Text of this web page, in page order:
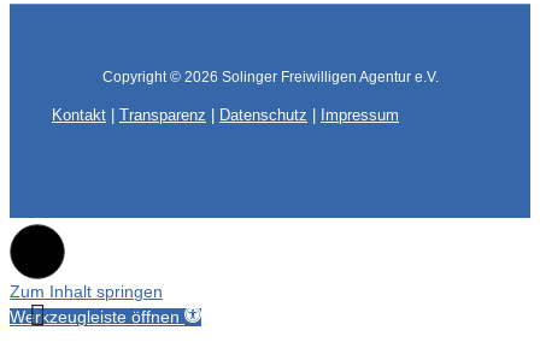
Copyright © 2026 Solinger Freiwilligen Agentur e.V.
Kontakt Transparenz Datenschutz Impressum
Zum Inhalt springen
Werkzeugleiste öffnen